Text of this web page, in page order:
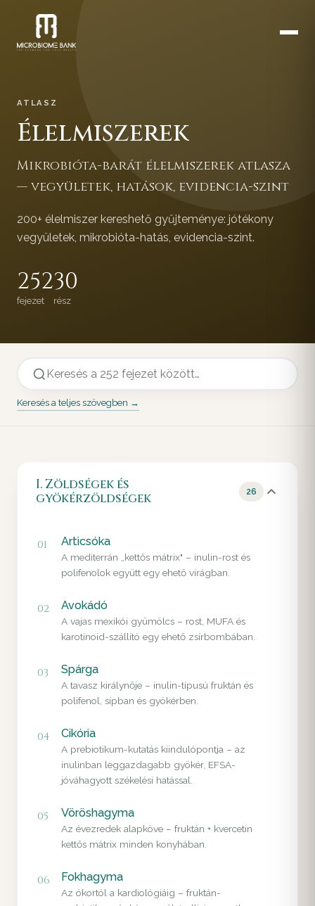
ATLASZ
Élelmiszerek
Mikrobióta-barát élelmiszerek atlasza
— vegyületek, hatások, evidencia-szint
200+ élelmiszer kereshető gyűjteménye: jótékony
vegyületek, mikrobióta-hatás, evidencia-szint.
252
fejezet
30
rész
Keresés a teljes szövegben →
I. Zöldségek és
gyökérzöldségek
26
01 Articsóka
A mediterrán „kettős mátrix" – inulin-rost és
polifenolok együtt egy ehető virágban.
02 Avokádó
A vajas mexikói gyümölcs – rost, MUFA és
karotinoid-szállító egy ehető zsírbombában.
03 Spárga
A tavasz királynője – inulin-típusú fruktán és
polifenol, sípban és gyökérben.
04 Cikória
A prebiotikum-kutatás kiindulópontja – az
inulinban leggazdagabb gyökér, EFSA-
jóváhagyott székelési hatással.
05 Vöröshagyma
Az évezredek alapköve – fruktán + kvercetin
kettős mátrix minden konyhában.
06 Fokhagyma
Az ókortól a kardiológiáig – fruktán-